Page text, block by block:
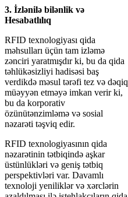
3. İzlənilə bilənlik və
Hesabatlılıq
RFID texnologiyası qida
məhsulları üçün tam izləmə
zənciri yaratmışdır ki, bu da qida
təhlükəsizliyi hadisəsi baş
verdikdə məsul tərəfi tez və dəqiq
müəyyən etməyə imkan verir ki,
bu da korporativ
özünütənzimləmə və sosial
nəzarəti təşviq edir.
RFID texnologiyasının qida
nəzarətinin tətbiqində aşkar
üstünlükləri və geniş tətbiq
perspektivləri var. Davamlı
texnoloji yeniliklər və xərclərin